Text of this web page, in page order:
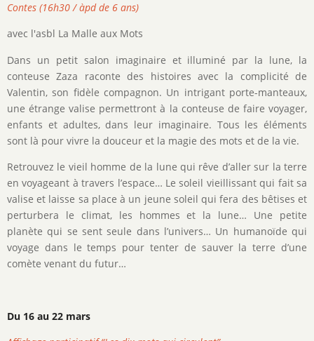
Contes (16h30 / àpd de 6 ans)
avec l'asbl La Malle aux Mots
Dans un petit salon imaginaire et illuminé par la lune, la
conteuse Zaza raconte des histoires avec la complicité de
Valentin, son fidèle compagnon. Un intrigant porte-manteaux,
une étrange valise permettront à la conteuse de faire voyager,
enfants et adultes, dans leur imaginaire. Tous les éléments
sont là pour vivre la douceur et la magie des mots et de la vie.
Retrouvez le vieil homme de la lune qui rêve d’aller sur la terre
en voyageant à travers l’espace… Le soleil vieillissant qui fait sa
valise et laisse sa place à un jeune soleil qui fera des bêtises et
perturbera le climat, les hommes et la lune… Une petite
planète qui se sent seule dans l’univers… Un humanoïde qui
voyage dans le temps pour tenter de sauver la terre d’une
comète venant du futur…
Du 16 au 22 mars